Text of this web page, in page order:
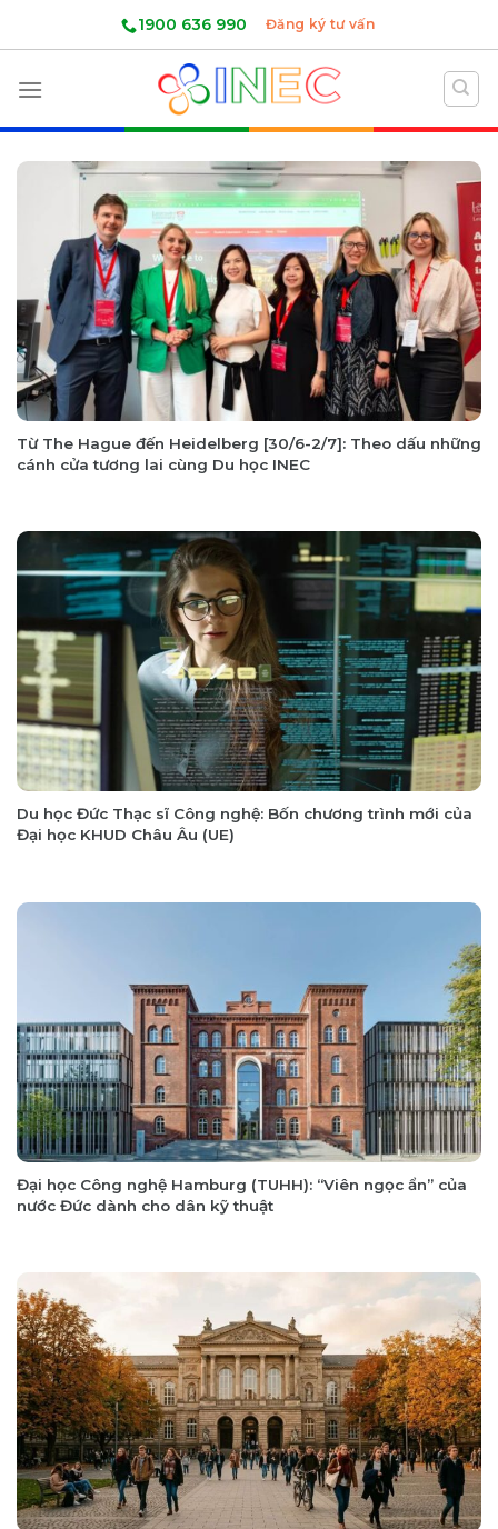
1900 636 990 Đăng ký tư vấn
Từ The Hague đến Heidelberg [30/6-2/7]: Theo dấu những
cánh cửa tương lai cùng Du học INEC
Du học Đức Thạc sĩ Công nghệ: Bốn chương trình mới của
Đại học KHUD Châu Âu (UE)
Đại học Công nghệ Hamburg (TUHH): “Viên ngọc ẩn” của
nước Đức dành cho dân kỹ thuật